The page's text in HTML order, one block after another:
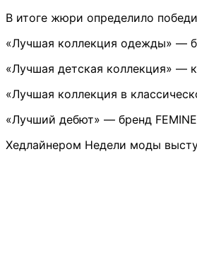
В итоге жюри определило
«Лучшая коллекция одежды» —
«Лучшая детская коллекция» —
«Лучшая коллекция в
«Лучший дебют» — бренд
Хедлайнером Недели моды